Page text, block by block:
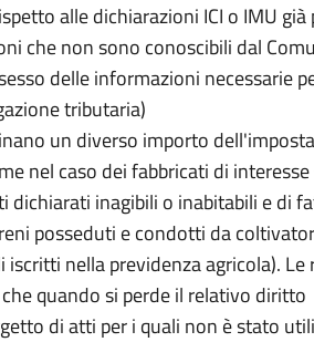
alle dichiarazioni ICI o IMU
che non sono conoscibili dal
delle informazioni necessarie
tributaria)
un diverso importo
nel caso dei fabbricati di
dichiarati inagibili o inabitabili e di
posseduti e condotti da
nella previdenza agricola).
quando si perde il relativo diritto
di atti per i quali non è stato